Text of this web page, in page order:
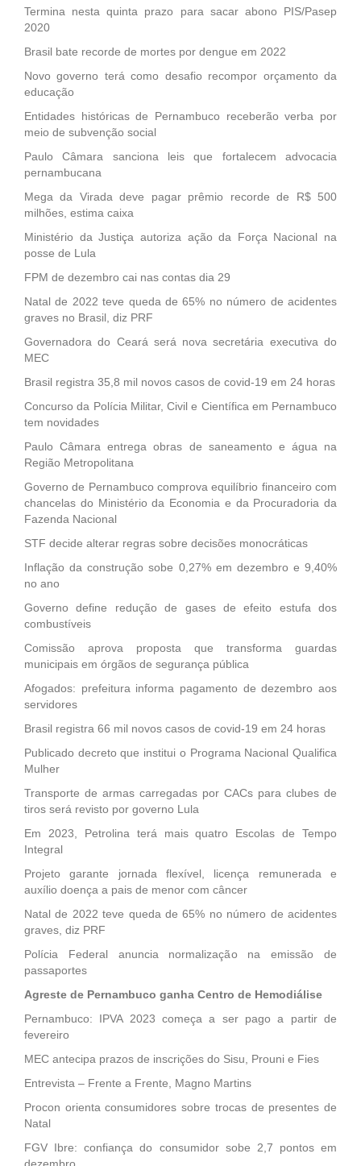
Termina nesta quinta prazo para sacar abono PIS/Pasep
2020
Brasil bate recorde de mortes por dengue em 2022
Novo governo terá como desafio recompor orçamento da
educação
Entidades históricas de Pernambuco receberão verba por
meio de subvenção social
Paulo Câmara sanciona leis que fortalecem advocacia
pernambucana
Mega da Virada deve pagar prêmio recorde de R$ 500
milhões, estima caixa
Ministério da Justiça autoriza ação da Força Nacional na
posse de Lula
FPM de dezembro cai nas contas dia 29
Natal de 2022 teve queda de 65% no número de acidentes
graves no Brasil, diz PRF
Governadora do Ceará será nova secretária executiva do
MEC
Brasil registra 35,8 mil novos casos de covid-19 em 24 horas
Concurso da Polícia Militar, Civil e Científica em Pernambuco
tem novidades
Paulo Câmara entrega obras de saneamento e água na
Região Metropolitana
Governo de Pernambuco comprova equilíbrio financeiro com
chancelas do Ministério da Economia e da Procuradoria da
Fazenda Nacional
STF decide alterar regras sobre decisões monocráticas
Inflação da construção sobe 0,27% em dezembro e 9,40%
no ano
Governo define redução de gases de efeito estufa dos
combustíveis
Comissão aprova proposta que transforma guardas
municipais em órgãos de segurança pública
Afogados: prefeitura informa pagamento de dezembro aos
servidores
Brasil registra 66 mil novos casos de covid-19 em 24 horas
Publicado decreto que institui o Programa Nacional Qualifica
Mulher
Transporte de armas carregadas por CACs para clubes de
tiros será revisto por governo Lula
Em 2023, Petrolina terá mais quatro Escolas de Tempo
Integral
Projeto garante jornada flexível, licença remunerada e
auxílio doença a pais de menor com câncer
Natal de 2022 teve queda de 65% no número de acidentes
graves, diz PRF
Polícia Federal anuncia normalização na emissão de
passaportes
Agreste de Pernambuco ganha Centro de Hemodiálise
Pernambuco: IPVA 2023 começa a ser pago a partir de
fevereiro
MEC antecipa prazos de inscrições do Sisu, Prouni e Fies
Entrevista – Frente a Frente, Magno Martins
Procon orienta consumidores sobre trocas de presentes de
Natal
FGV Ibre: confiança do consumidor sobe 2,7 pontos em
dezembro